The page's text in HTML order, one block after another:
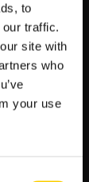
to
traffic.
site with
who
your use